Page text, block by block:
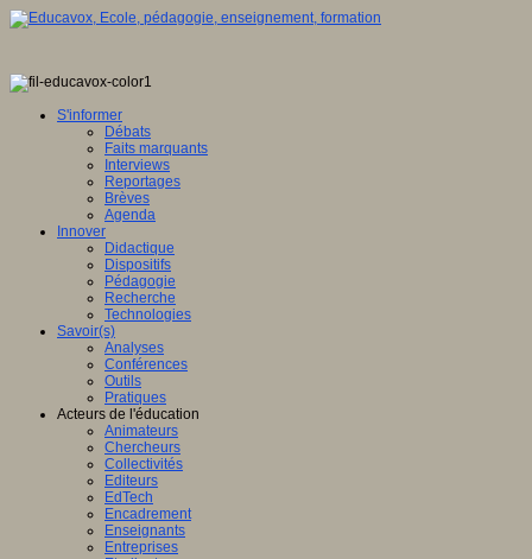
S'informer
Débats
Faits marquants
Interviews
Reportages
Brèves
Agenda
Innover
Didactique
Dispositifs
Pédagogie
Recherche
Technologies
Savoir(s)
Analyses
Conférences
Outils
Pratiques
Acteurs de l'éducation
Animateurs
Chercheurs
Collectivités
Editeurs
EdTech
Encadrement
Enseignants
Entreprises